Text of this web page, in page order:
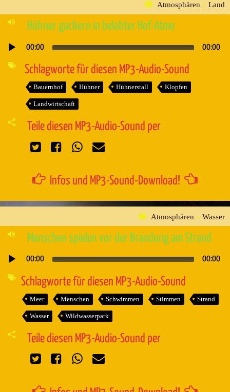
Atmosphären » Land
Hühner gackern in belebter Hof-Atmo
Audio-
00:00 00:00
Schlagworte für diesen MP3-Audio-Sound
Bauernhof Hühner Hühnerstall Klopfen
Landwirtschaft
Teile diesen MP3-Audio-Sound per
Infos und MP3-Sound-Download!
Atmosphären » Wasser
Menschen spielen vor der Brandung am Strand
Audio-
00:00 00:00
Schlagworte für diesen MP3-Audio-Sound
Meer Menschen Schwimmen Stimmen Strand
Wasser Wildwasserpark
Teile diesen MP3-Audio-Sound per